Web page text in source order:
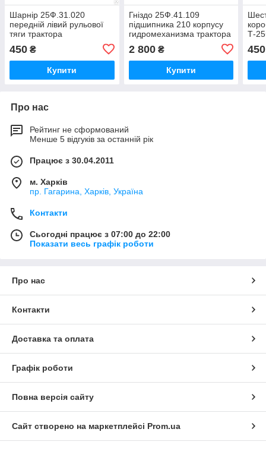
Шарнір 25Ф.31.020
передній лівий рульової
тяги трактора
450 ₴
Купити
Гніздо 25Ф.41.109
підшипника 210 корпусу
гидромеханизма трактора
2 800₴
Купити
Т-
450
Про нас
Рейтинг не сформований
Менше 5 відгуків за останній рік
Працює з 30.04.2011
м. Харків
пр. Гагарина, Харків, Україна
Контакти
Сьогодні працює з 07:00 до 22:00
Показати весь графік роботи
Про нас
Контакти
Доставка та оплата
Графік роботи
Повна версія сайту
Сайт створено на маркетплейсі Prom.ua